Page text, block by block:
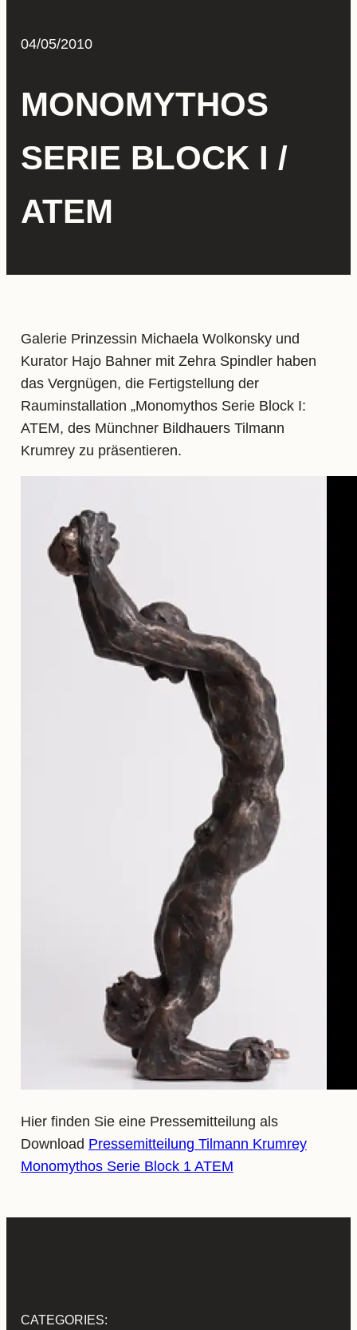
04/05/2010
MONOMYTHOS
SERIE BLOCK I /
ATEM
Galerie Prinzessin Michaela Wolkonsky und
Kurator Hajo Bahner mit Zehra Spindler haben
das Vergnügen, die Fertigstellung der
Rauminstallation „Monomythos Serie Block I:
ATEM, des Münchner Bildhauers Tilmann
Krumrey zu präsentieren.
Hier finden Sie eine Pressemitteilung als
Download Pressemitteilung Tilmann Krumrey
Monomythos Serie Block 1 ATEM
CATEGORIES: